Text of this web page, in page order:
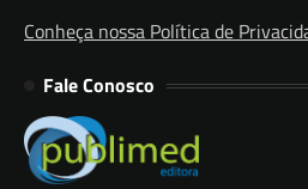
Conheça nossa Política de
Fale Conosco